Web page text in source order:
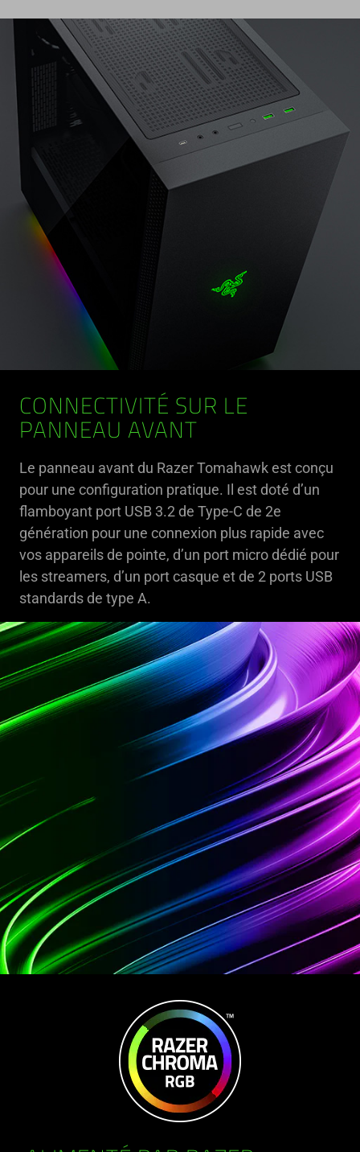
CONNECTIVITÉ SUR LE
PANNEAU AVANT
Le panneau avant du Razer Tomahawk est conçu
pour une configuration pratique. Il est doté d’un
flamboyant port USB 3.2 de Type-C de 2e
génération pour une connexion plus rapide avec
vos appareils de pointe, d’un port micro dédié pour
les streamers, d’un port casque et de 2 ports USB
standards de type A.